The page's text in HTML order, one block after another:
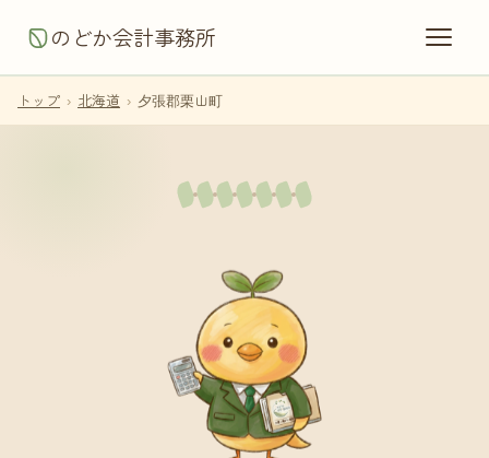
のどか会計事務所
トップ › 北海道 › 夕張郡栗山町